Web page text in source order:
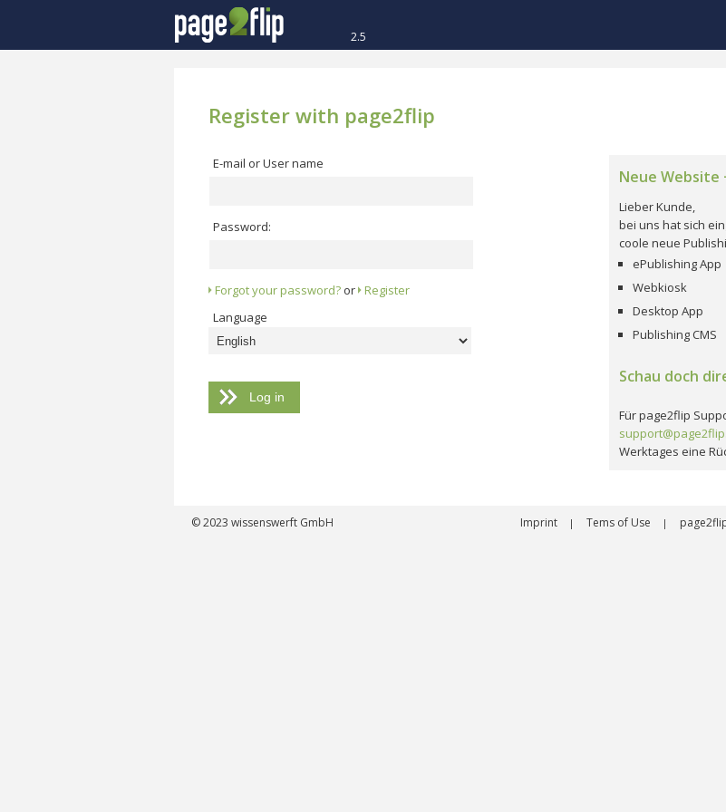
2.5
Register with page2flip
E-mail or User name
Password:
Forgot your password? or Register
Language
Neue Website
Lieber Kunde,
bei uns hat sich
coole neue
ePublishing App
Webkiosk
Desktop App
Publishing CMS
Schau doch
Für page2flip
Werktages eine
Imprint | Tems of Use |
© 2023 wissenswerft GmbH